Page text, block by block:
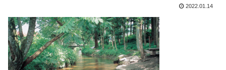
2022.01.14